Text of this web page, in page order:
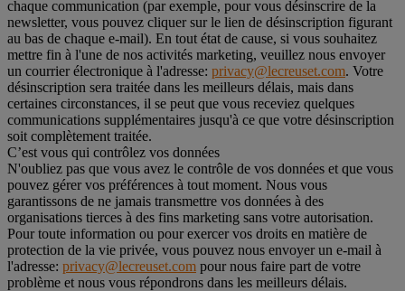
chaque communication (par exemple, pour vous désinscrire de la
newsletter, vous pouvez cliquer sur le lien de désinscription figurant
au bas de chaque e-mail). En tout état de cause, si vous souhaitez
mettre fin à l'une de nos activités marketing, veuillez nous envoyer
un courrier électronique à l'adresse: privacy@lecreuset.com. Votre
désinscription sera traitée dans les meilleurs délais, mais dans
certaines circonstances, il se peut que vous receviez quelques
communications supplémentaires jusqu'à ce que votre désinscription
soit complètement traitée.
C’est vous qui contrôlez vos données
N'oubliez pas que vous avez le contrôle de vos données et que vous
pouvez gérer vos préférences à tout moment. Nous vous
garantissons de ne jamais transmettre vos données à des
organisations tierces à des fins marketing sans votre autorisation.
Pour toute information ou pour exercer vos droits en matière de
protection de la vie privée, vous pouvez nous envoyer un e-mail à
l'adresse: privacy@lecreuset.com pour nous faire part de votre
problème et nous vous répondrons dans les meilleurs délais.